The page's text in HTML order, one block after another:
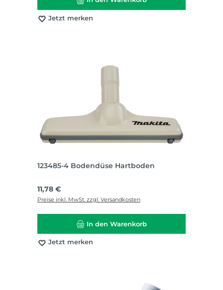
Jetzt merken
123485-4 Bodendüse Hartboden
Regulärer Preis:
11,78 €
Preise inkl. MwSt. zzgl. Versandkosten
In den Warenkorb
Jetzt merken